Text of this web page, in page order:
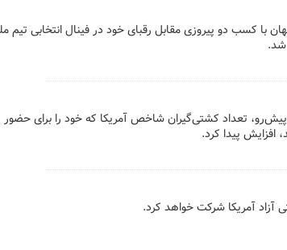
با کسب دو پیروزی مقابل رقبای خود در فینال انتخابی تیم
پیش‌رو، تعداد کشتی‌گیران شاخص آمریکا که خود را برای حضور